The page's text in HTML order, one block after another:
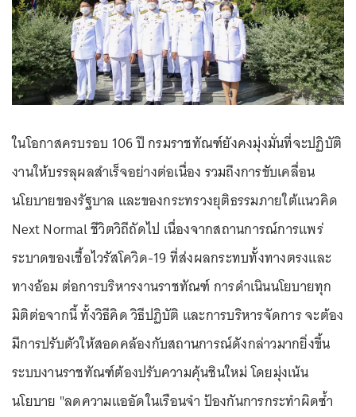
ในโอกาสครบรอบ 106 ปี กรมราชทัณฑ์ยังคงมุ่งมั่นที่จะปฏิบัติ
งานให้บรรลุผลสำเร็จอย่างต่อเนื่อง รวมถึงการขับเคลื่อน
นโยบายของรัฐบาล และของกระทรวงยุติธรรมภายใต้แนวคิด
Next Normal ชีวิตวิถีถัดไป เนื่องจากสถานการณ์การแพร่
ระบาดของเชื้อไวรัสโควิด-19 ที่ส่งผลกระทบทั้งทางตรงและ
ทางอ้อม ต่อการบริหารงานราชทัณฑ์ การดำเนินนโยบายทุก
มิติต่อจากนี้ ทั้งวิธีคิด วิธีปฏิบัติ และการบริหารจัดการ จะต้อง
มีการปรับตัวให้สอดคล้องกับสถานการณ์ดังกล่าวมากยิ่งขึ้น
ระบบงานราชทัณฑ์ต้องปรับความคุ้นชินใหม่ โดยมุ่งเน้น
นโยบาย "ลดความแออัดในเรือนจำ ป้องกันการกระทำผิดซ้ำ